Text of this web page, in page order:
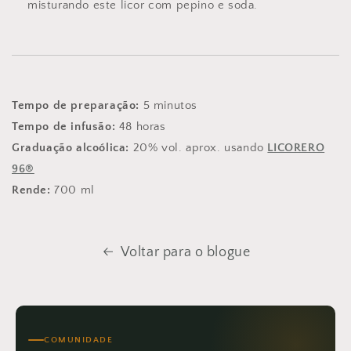
misturando este licor com pepino e soda.
Tempo de preparação: 5 minutos
Tempo de infusão: 48 horas
Graduação alcoólica: 20% vol. aprox. usando LICORERO
96®
Rende: 700 ml
Voltar para o blogue
COMUNIDADE